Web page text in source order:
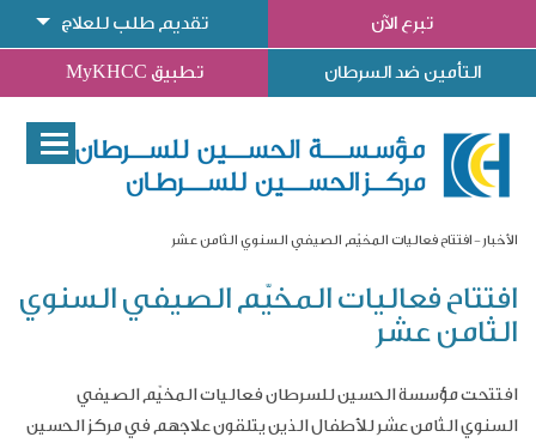
تبرع الآن تقديم طلب للعلاج
التأمين ضد السرطان تطبيق MyKHCC
الأخبار افتتاح فعاليات المخيّم الصيفي السنوي الثامن عشر
افتتاح فعاليات المخيّم الصيفي السنوي
الثامن عشر
افتتحت مؤسسة الحسين للسرطان فعاليات المخيّم الصيفي
السنوي الثامن عشر للأطفال الذين يتلقون علاجهم في مركز الحسين